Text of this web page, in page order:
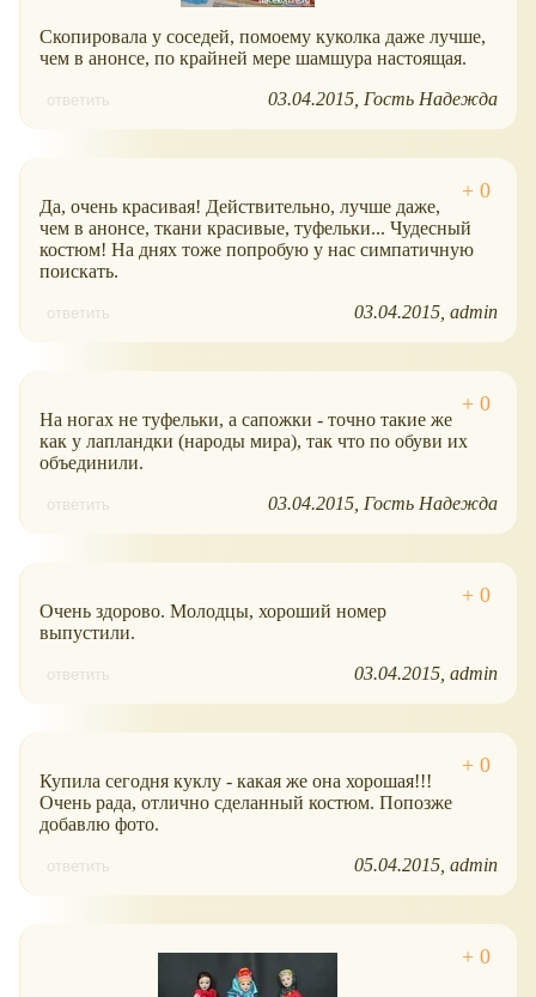
Скопировала у соседей, помоему куколка даже лучше,
чем в анонсе, по крайней мере шамшура настоящая.
ответить 03.04.2015 Гость Надежда
Да, очень красивая! Действительно, лучше даже,
чем в анонсе, ткани красивые, туфельки... Чудесный
костюм! На днях тоже попробую у нас симпатичную
поискать.
ответить 03.04.2015 admin
На ногах не туфельки, а сапожки - точно такие же
как у лапландки (народы мира), так что по обуви их
объединили.
ответить 03.04.2015 Гость Надежда
Очень здорово. Молодцы, хороший номер
выпустили.
ответить 03.04.2015 admin
Купила сегодня куклу - какая же она хорошая!!!
Очень рада, отлично сделанный костюм. Попозже
добавлю фото.
ответить 05.04.2015 admin